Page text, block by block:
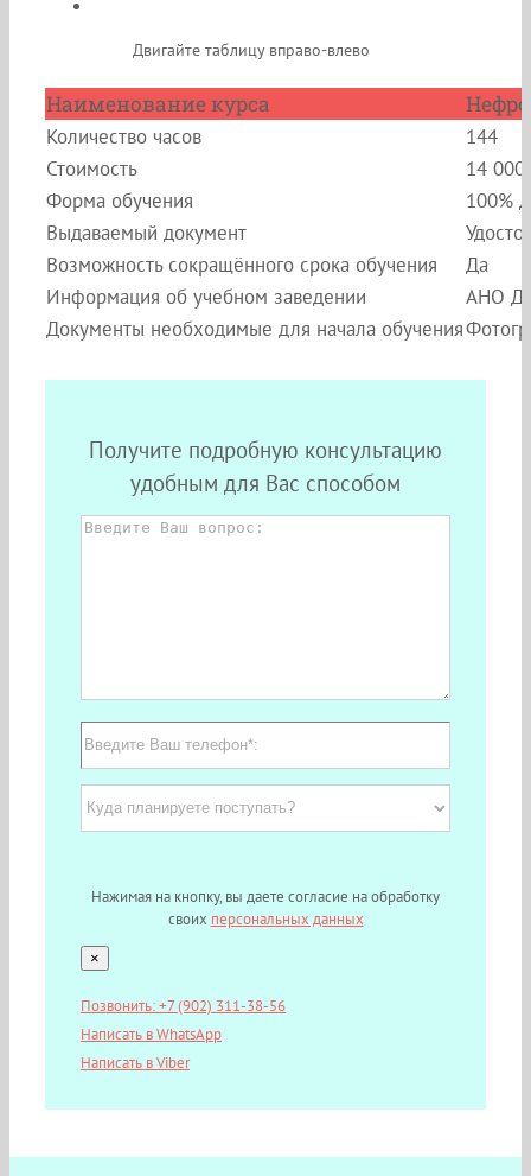
Двигайте таблицу вправо-влево
Наименование курса
Количество часов
144
Стоимость
14 000
Форма обучения
100%
Выдаваемый документ
Возможность сокращённого срока обучения
Да
Информация об учебном заведении
АНО
Документы необходимые для начала обучения
Получите подробную консультацию
удобным для Вас способом
Нажимая на кнопку, вы даете согласие на обработку
своих персональных данных
×
Позвонить: +7 (902) 311-38-56
Написать в WhatsApp
Написать в Viber